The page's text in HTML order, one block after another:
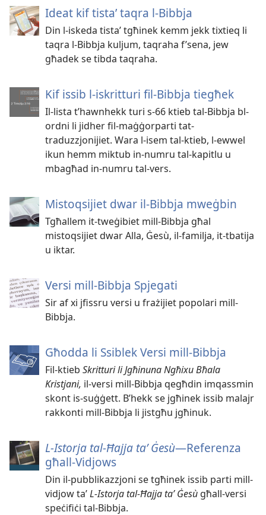
Ideat kif tistaʼ taqra l-Bibbja
Din l-iskeda tistaʼ tgħinek kemm jekk tixtieq li
taqra l-Bibbja kuljum, taqraha f’sena, jew
għadek se tibda taqraha.
Kif issib l-iskritturi fil-Bibbja tiegħek
Il-lista t’hawnhekk turi s-66 ktieb tal-Bibbja bl-
ordni li jidher fil-maġġorparti tat-
traduzzjonijiet. Wara l-isem tal-ktieb, l-ewwel
ikun hemm miktub in-numru tal-kapitlu u
mbagħad in-numru tal-vers.
Mistoqsijiet dwar il-Bibbja mweġbin
Tgħallem it-tweġibiet mill-Bibbja għal
mistoqsijiet dwar Alla, Ġesù, il-familja, it-tbatija
u iktar.
Versi mill-Bibbja Spjegati
Sir af xi jfissru versi u frażijiet popolari mill-
Bibbja.
Għodda li Ssiblek Versi mill-Bibbja
Fil-ktieb Skritturi li Jgħinuna Ngħixu Bħala
Kristjani, il-versi mill-Bibbja qegħdin imqassmin
skont is-suġġett. B’hekk se jgħinek issib malajr
rakkonti mill-Bibbja li jistgħu jgħinuk.
L-Istorja tal-Ħajja taʼ Ġesù—Referenza
għall-Vidjows
Din il-pubblikazzjoni se tgħinek issib parti mill-
vidjow taʼL-Istorja tal-Ħajja taʼ Ġesù għall-versi
speċifiċi tal-Bibbja.